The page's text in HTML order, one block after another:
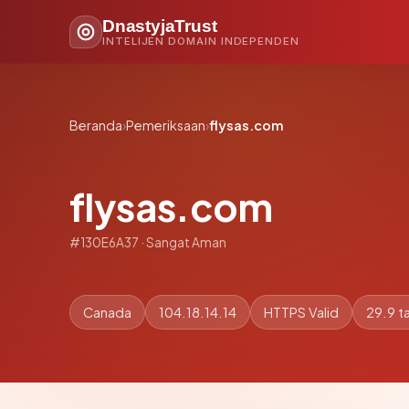
DnastyjaTrust
INTELIJEN DOMAIN INDEPENDEN
Beranda›Pemeriksaan›flysas.com
flysas.com
#130E6A37 · Sangat Aman
Canada 104.18.14.14 HTTPS Valid 29.9